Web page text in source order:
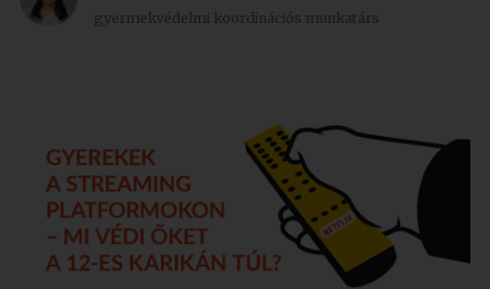
gyermekvédelmi koordinációs munkatárs